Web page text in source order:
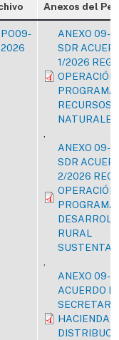
Anexos del
PO09-
2026
ANEXO 09-
SDR
1/2026
OPERACIÓN
PROGRAMA
RECURSOS
NATURALES
ANEXO 09-
SDR
2/2026
OPERACIÓN
PROGRAMA
RURAL
ANEXO 09-
ACUERDO
HACIENDA